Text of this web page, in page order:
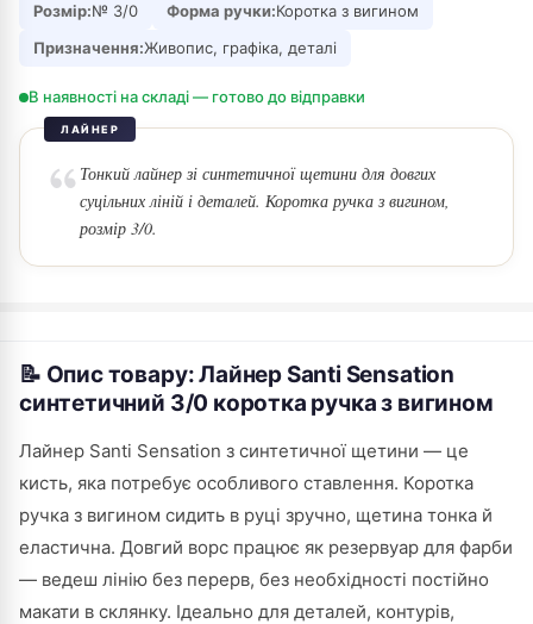
Розмір:№ 3/0 Форма ручки:Коротка з вигином
Призначення:Живопис, графіка, деталі
В наявності на складі — готово до відправки
ЛАЙНЕР
Тонкий лайнер зі синтетичної щетини для довгих
суцільних ліній і деталей. Коротка ручка з вигином,
розмір 3/0.
📝 Опис товару: Лайнер Santi Sensation
синтетичний 3/0 коротка ручка з вигином
Лайнер Santi Sensation з синтетичної щетини — це
кисть, яка потребує особливого ставлення. Коротка
ручка з вигином сидить в руці зручно, щетина тонка й
еластична. Довгий ворс працює як резервуар для фарби
— ведеш лінію без перерв, без необхідності постійно
макати в склянку. Ідеально для деталей, контурів,